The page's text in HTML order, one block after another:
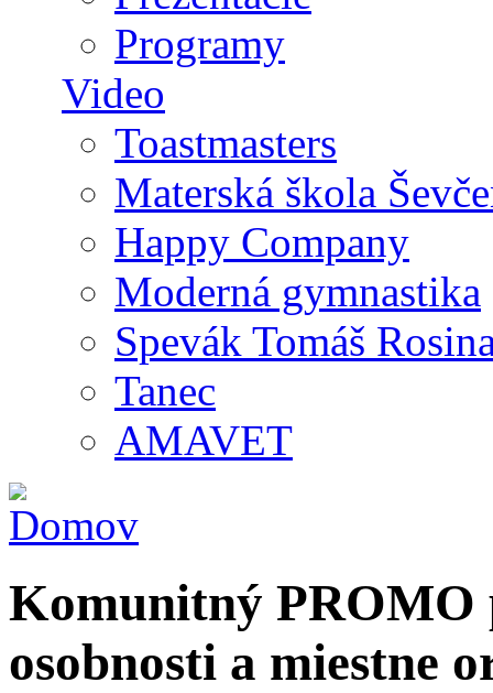
Programy
Video
Toastmasters
Materská škola
Happy Company
Moderná gymnastika
Spevák Tomáš
Tanec
AMAVET
Komunitný
osobnosti a miestne